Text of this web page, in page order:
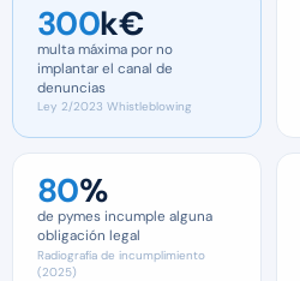
300k€
multa máxima por no
implantar el canal de
denuncias
Ley 2/2023 Whistleblowing
80%
de pymes incumple alguna
obligación legal
Radiografía de incumplimiento
(2025)